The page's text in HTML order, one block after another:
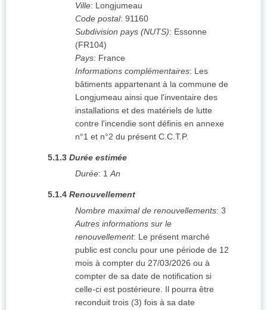
Ville: Longjumeau
Code postal: 91160
Subdivision pays (NUTS): Essonne
(FR104)
Pays: France
Informations complémentaires: Les
bâtiments appartenant à la commune de
Longjumeau ainsi que l'inventaire des
installations et des matériels de lutte
contre l'incendie sont définis en annexe
n°1 et n°2 du présent C.C.T.P.
5.1.3 Durée estimée
Durée: 1 An
5.1.4 Renouvellement
Nombre maximal de renouvellements: 3
Autres informations sur le
renouvellement: Le présent marché
public est conclu pour une période de 12
mois à compter du 27/03/2026 ou à
compter de sa date de notification si
celle-ci est postérieure. Il pourra être
reconduit trois (3) fois à sa date